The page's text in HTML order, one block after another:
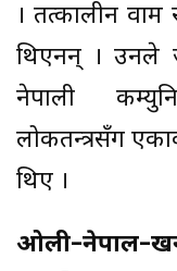
। तत्कालीन वाम
थिएनन् । उनले
नेपाली
लोकतन्त्रसँग
थिए ।